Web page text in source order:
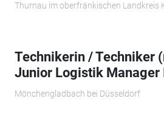
Thurnau im oberfränkischen Landkreis
Technikerin / Techniker
Junior Logistik Manager
Mönchengladbach bei Düsseldorf